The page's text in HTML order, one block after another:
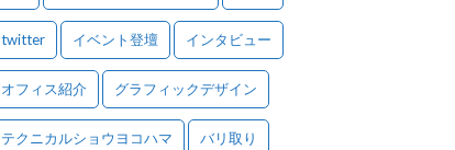
twitter イベント登壇 インタビュー
オフィス紹介 グラフィックデザイン
テクニカルショウヨコハマ バリ取り